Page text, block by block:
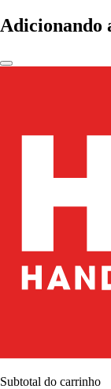
Adicionando
Subtotal do carrinho